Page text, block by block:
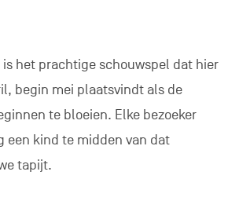
is het prachtige schouwspel dat hier
begin mei plaatsvindt als de
te bloeien. Elke bezoeker
een kind te midden van dat
tapijt.